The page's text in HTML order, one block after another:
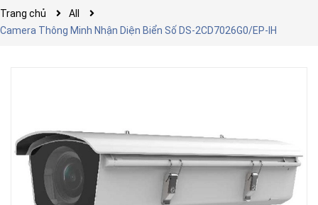
Trang chủ
All
Camera Thông Minh Nhận Diện Biển Số DS-2CD7026G0/EP-IH